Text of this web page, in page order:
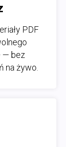
PDF
— bez
na żywo.